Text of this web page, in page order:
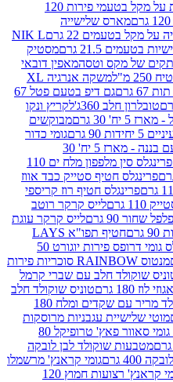
לוקיטוס סוכריות על מקל בטעמי פירות 120
שלישייה
22 גרם
NIK L
מסטיק
וטסהמאפין דובאי
משקה אנרגיה XL
גם דיפ בטעם פטל 67
לקריץ ונקו
מבוקשים
גומי כדור
מבוקשים בטעם בננה - מארז 5 יח' 30
פרינגלס סין מלפפון מלח ים 110
סטייק כבד אווז
חטיף רוז קריספי
לייס קרקר רוטב
לייס קרקר עוגת
חטיף תפו"א LAYS
סקיטלס גומי דרופס פירות יוגורט 50
מנטוס RAINBOW סוכריות פירות
חלב עם שברי קרמל
טוניס שוקולד חלב
טוניס שוקולד מריר עם שקדים ומלח 180
עגבניות מרוסקות
סוכריות גומי סאוור פאץ' טרופיקל 80
לבן לובקה
גומי קראנץ' מרשמלו
גומי קראנץ' רצועות חמוץ 120